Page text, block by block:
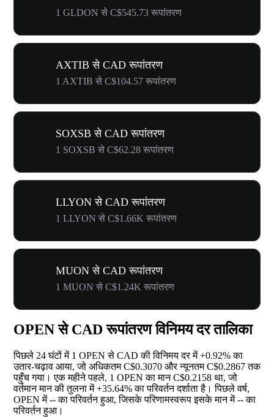
1 GLDON से C$545.73 रूपांतरण
AXTIB से CAD रूपांतरण
1 AXTIB से C$104.57 रूपांतरण
SOXSB से CAD रूपांतरण
1 SOXSB से C$62.28 रूपांतरण
LLYON से CAD रूपांतरण
1 LLYON से C$1.66K रूपांतरण
MUON से CAD रूपांतरण
1 MUON से C$1.24K रूपांतरण
OPEN से CAD रूपांतरण विनिमय दर तालिका
पिछले 24 घंटों में 1 OPEN से CAD की विनिमय दर में+0.92%का
उतार-चढ़ाव आया, जो अधिकतम C$0.3070 और न्यूनतम C$0.2867 तक
पहुँच गया। एक महीने पहले, 1 OPEN का मान C$0.2158 था, जो
वर्तमान मान की तुलना में+35.64%का परिवर्तन दर्शाता है। पिछले वर्ष,
OPEN में--का परिवर्तन हुआ, जिसके परिणामस्वरूप इसके मान में--का
परिवर्तन हुआ।